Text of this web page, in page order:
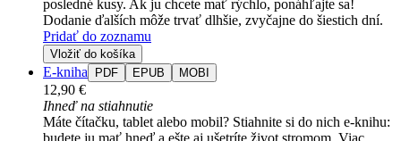
posledné kusy. Ak ju chcete mať rýchlo, ponáhľajte sa!
Dodanie ďalších môže trvať dlhšie, zvyčajne do šiestich dní.
Pridať do zoznamu
Vložiť do košíka
E-kniha PDF EPUB MOBI
12,90 €
Ihneď na stiahnutie
Máte čítačku, tablet alebo mobil? Stiahnite si do nich e-knihu: